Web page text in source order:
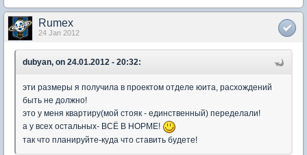
Rumex
24 Jan 2012
dubyan, on 24.01.2012 - 20:32:
эти размеры я получила в проектом отделе юита, расхождений
быть не должно!
это у меня квартиру(мой стояк - единственный) переделали!
а у всех остальных- ВСЁ В НОРМЕ!
так что планируйте-куда что ставить будете!